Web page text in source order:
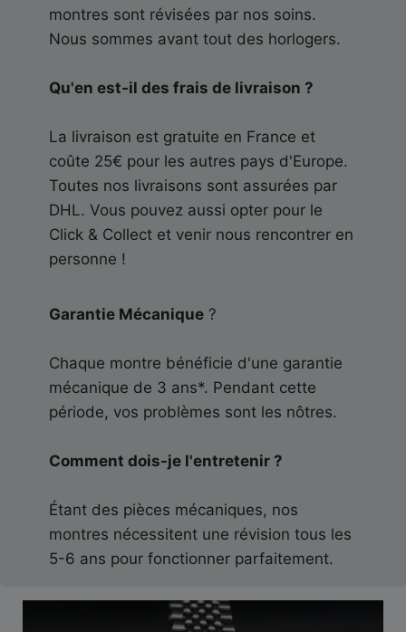
montres sont révisées par nos soins.
Nous sommes avant tout des horlogers.
Qu'en est-il des frais de livraison ?
La livraison est gratuite en France et
coûte 25€ pour les autres pays d'Europe.
Toutes nos livraisons sont assurées par
DHL. Vous pouvez aussi opter pour le
Click & Collect et venir nous rencontrer en
personne !
Garantie Mécanique ?
Chaque montre bénéficie d'une garantie
mécanique de 3 ans*. Pendant cette
période, vos problèmes sont les nôtres.
Comment dois-je l'entretenir ?
Étant des pièces mécaniques, nos
montres nécessitent une révision tous les
5-6 ans pour fonctionner parfaitement.